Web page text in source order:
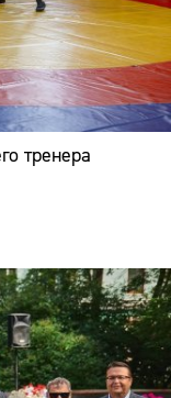
тренера